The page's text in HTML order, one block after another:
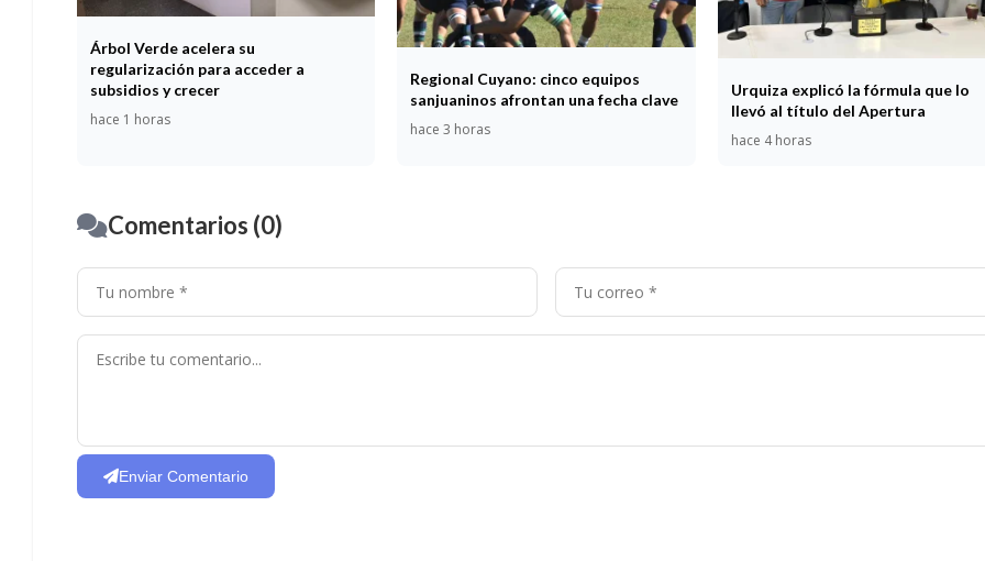
Árbol Verde acelera su
regularización para acceder a
subsidios y crecer
hace 1 horas
Regional Cuyano: cinco equipos
sanjuaninos afrontan una fecha clave
hace 3 horas
Urquiza explicó la fórmula que lo
llevó al título del Apertura
hace 4 horas
Comentarios (0)
Enviar Comentario